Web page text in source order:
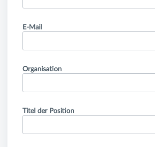
E-Mail
Organisation
Titel der Position